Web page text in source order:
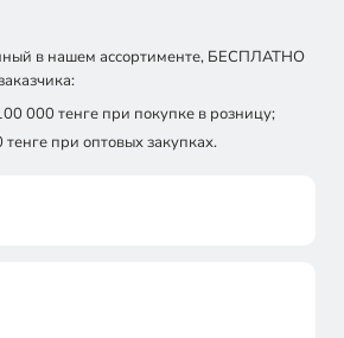
в нашем ассортименте, БЕСПЛАТНО
000 тенге при покупке в розницу;
при оптовых закупках.